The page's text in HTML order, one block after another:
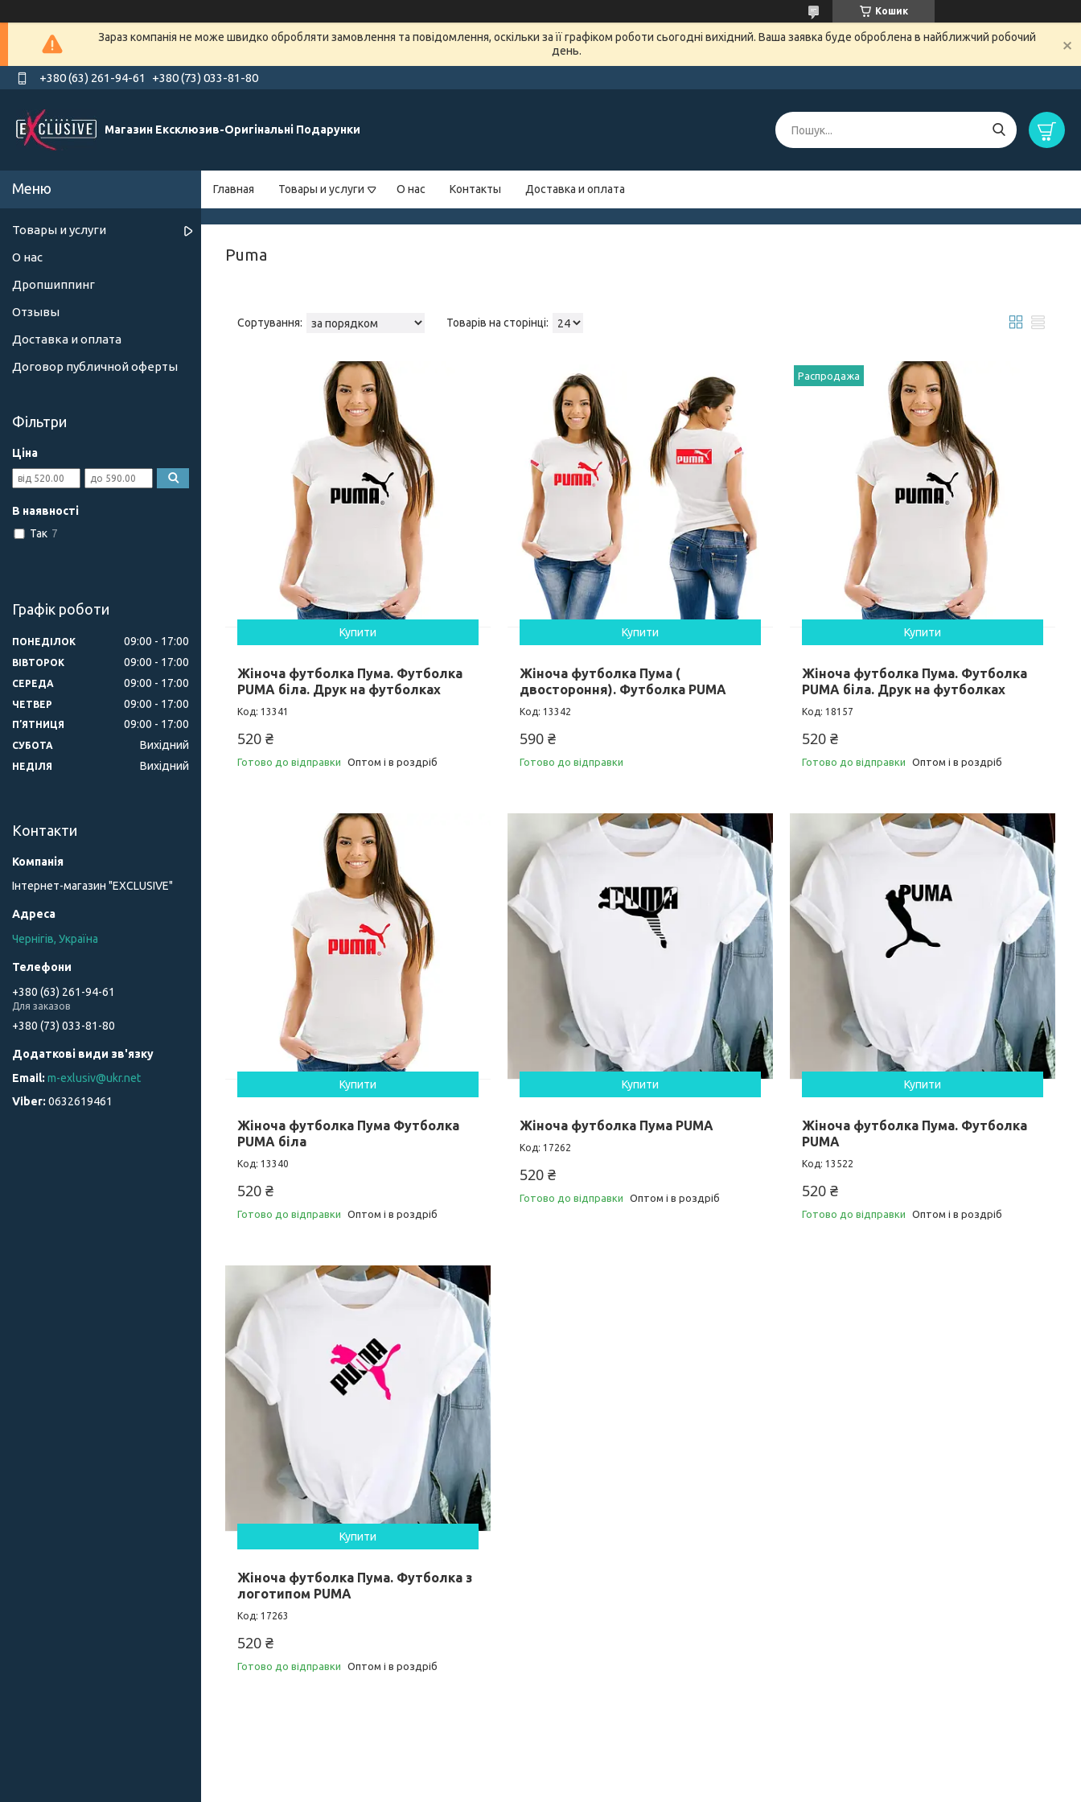
Кошик
Зараз компанія не може швидко обробляти замовлення та повідомлення, оскільки за її графіком роботи сьогодні вихідний. Ваша заявка буде оброблена в найближчий робочий
день.
+380 (63) 261-94-61 +380 (73) 033-81-80
Магазин Ексклюзив-Оригінальні Подарунки
Главная Товары и услуги О нас Контакты Доставка и оплата
Puma
Купити
Жіноча футболка Пума. Футболка
PUMA біла. Друк на футболках
13341
520 ₴
Готово до відправки Оптом і в роздріб
Купити
Жіноча футболка Пума (
двостороння). Футболка PUMA
13342
590 ₴
Готово до відправки
Распродажа
Купити
Жіноча футболка Пума. Футболка
PUMA біла. Друк на футболках
18157
520 ₴
Готово до відправки Оптом і в роздріб
Купити
Жіноча футболка Пума Футболка
PUMA біла
13340
520 ₴
Готово до відправки Оптом і в роздріб
Купити
Жіноча футболка Пума PUMA
17262
520 ₴
Готово до відправки Оптом і в роздріб
Купити
Жіноча футболка Пума. Футболка
PUMA
13522
520 ₴
Готово до відправки Оптом і в роздріб
Купити
Жіноча футболка Пума. Футболка з
логотипом PUMA
17263
520 ₴
Готово до відправки Оптом і в роздріб
Товары и услуги
О нас
Дропшиппинг
Отзывы
Доставка и оплата
Договор публичной оферты
Фільтри
Ціна
В наявності
Так 7
Графік роботи
ПОНЕДІЛОК 09:00 17:00
ВІВТОРОК 09:00 17:00
СЕРЕДА 09:00 17:00
ЧЕТВЕР 09:00 17:00
ПʼЯТНИЦЯ 09:00 17:00
СУБОТА Вихідний
НЕДІЛЯ Вихідний
Контакти
Інтернет-магазин "ЕXCLUSIVE"
Чернігів, Україна
+380 (63) 261-94-61
Для заказов
+380 (73) 033-81-80
m-exlusiv@ukr.net
0632619461